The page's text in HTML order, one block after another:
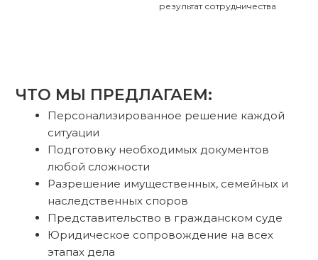
результат сотрудничества
ЧТО МЫ ПРЕДЛАГАЕМ:
Персонализированное решение каждой
ситуации
Подготовку необходимых документов
любой сложности
Разрешение имущественных, семейных и
наследственных споров
Представительство в гражданском суде
Юридическое сопровождение на всех
этапах дела